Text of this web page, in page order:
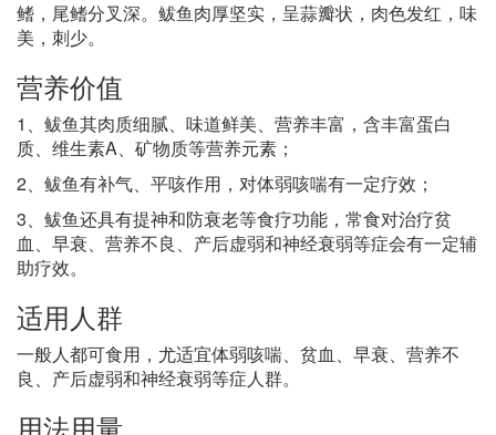
鳍，尾鳍分叉深。鲅鱼肉厚坚实，呈蒜瓣状，肉色发红，味
美，刺少。
营养价值
1、鲅鱼其肉质细腻、味道鲜美、营养丰富，含丰富蛋白
质、维生素A、矿物质等营养元素；
2、鲅鱼有补气、平咳作用，对体弱咳喘有一定疗效；
3、鲅鱼还具有提神和防衰老等食疗功能，常食对治疗贫
血、早衰、营养不良、产后虚弱和神经衰弱等症会有一定辅
助疗效。
适用人群
一般人都可食用，尤适宜体弱咳喘、贫血、早衰、营养不
良、产后虚弱和神经衰弱等症人群。
用法用量